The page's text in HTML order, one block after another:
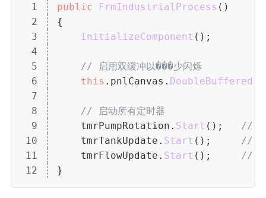
1 public FrmIndustrialProcess ()
2
{
3
InitializeComponent ();
4
5
// 启用双缓冲以���少闪烁
6
this .pnlCanvas. DoubleBuffered
7
8
// 启动所有定时器
9
tmrPumpRotation. Start ();
//
10
tmrTankUpdate. Start ();
//
11
tmrFlowUpdate. Start ();
//
12
}